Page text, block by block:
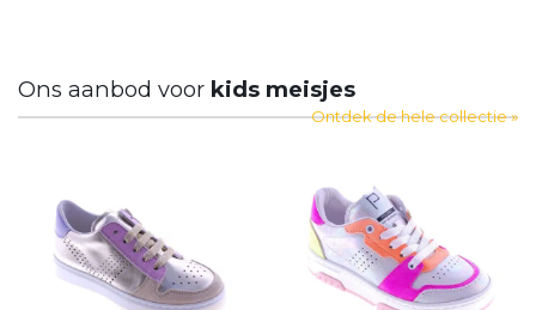
Ons aanbod voor kids meisjes
Ontdek de hele collectie »